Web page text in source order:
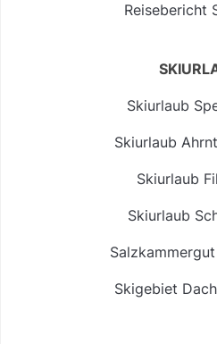
Reisebericht
Skiurlaub
Skiurlaub
Skiurlaub
Skiurlaub
Skigebiet